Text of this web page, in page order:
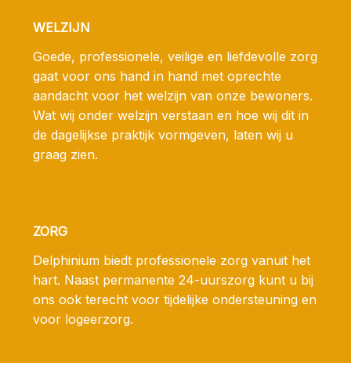
WELZIJN
Goede, professionele, veilige en liefdevolle zorg
gaat voor ons hand in hand met oprechte
aandacht voor het welzijn van onze bewoners.
Wat wij onder welzijn verstaan en hoe wij dit in
de dagelijkse praktijk vormgeven, laten wij u
graag zien.
ZORG
Delphinium biedt professionele zorg vanuit het
hart. Naast permanente 24-uurszorg kunt u bij
ons ook terecht voor tijdelijke ondersteuning en
voor logeerzorg.